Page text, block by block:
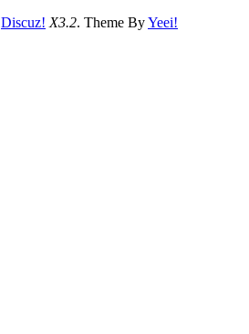
Discuz! X3.2. Theme ByYeei!